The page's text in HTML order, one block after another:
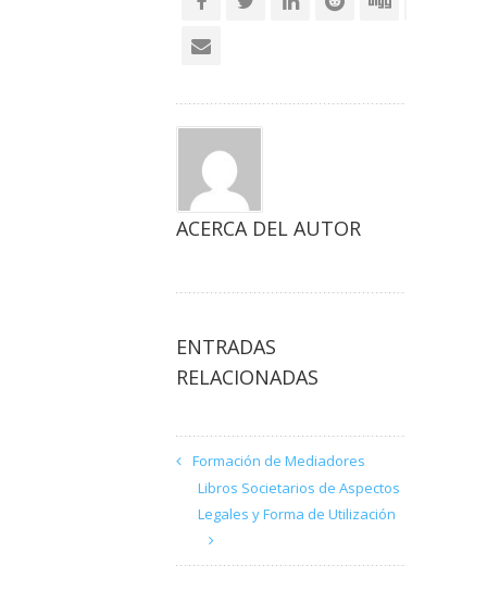
ACERCA DEL AUTOR
ENTRADAS
RELACIONADAS
Formación de Mediadores
Libros Societarios de Aspectos
Legales y Forma de Utilización